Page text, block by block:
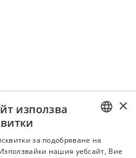
BULGARIAN
×
използва
за подобряване на
нашия уебсайт, Вие